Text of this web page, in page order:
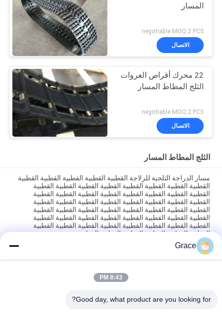
المسار
negotiable MOQ:2 PCS
الاتصال
22 محرك أقراص العروات
الثلج المطاط المسار
negotiable MOQ:2 PCS
الاتصال
الثلج المطاط المسار
مسار الدراجة الثلجية للزلاجة القطبية القطبية القطبية القطبية القطبية
القطبية القطبية القطبية القطبية القطبية القطبية القطبية القطبية
القطبية القطبية القطبية القطبية القطبية القطبية القطبية القطبية
القطبية القطبية القطبية القطبية القطبية القطبية القطبية القطبية
القطبية القطبية القطبية القطبية القطبية القطبية القطبية القطبية
القطبية القطبية القطبية القطبية القطبية القطبية القطبية القطبية
القطبية القطبية القطبية القطبية القطبية القطبية القطبية القطبية
القطبية القطبية القطبية القطبية القطبية القطبية
روبوتات مسارات عينة مجانية
Grace
8:43 PM
Good day, what product are you looking for?